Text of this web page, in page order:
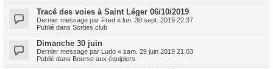
Tracé des voies à Saint Léger 06/10/2019
Dernier message par Fred « lun. 30 sept. 2019 22:37
Publié dans Sorties club
Dimanche 30 juin
Dernier message par Ludo « sam. 29 juin 2019 21:03
Publié dans Bourse aux équipiers